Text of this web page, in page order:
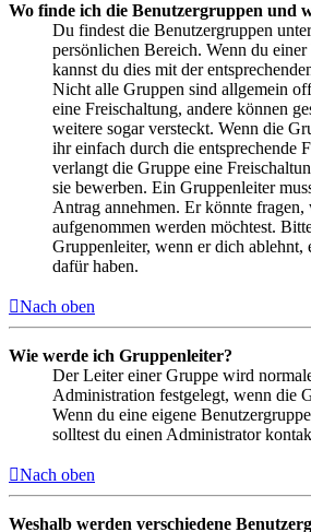
Wo finde ich die Benutzergruppen und
Du findest die Benutzergruppen
persönlichen Bereich. Wenn du einer
kannst du dies mit der
Nicht alle Gruppen sind allgemein
eine Freischaltung, andere können
weitere sogar versteckt. Wenn die
ihr einfach durch die entsprechende
verlangt die Gruppe eine
sie bewerben. Ein Gruppenleiter
Antrag annehmen. Er könnte
aufgenommen werden möchtest.
Gruppenleiter, wenn er dich ablehnt,
dafür haben.
Nach oben
Wie werde ich Gruppenleiter?
Der Leiter einer Gruppe wird
Administration festgelegt, wenn die
Wenn du eine eigene
solltest du einen Administrator
Nach oben
Weshalb werden verschiedene